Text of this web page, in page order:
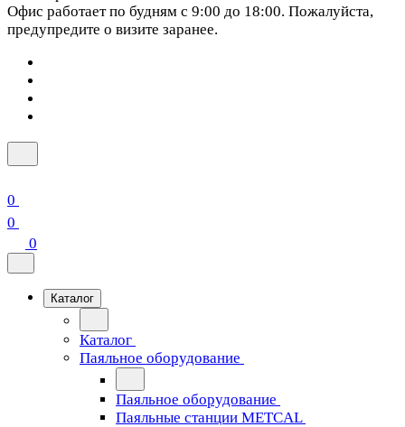
Офис работает по будням с 9:00 до 18:00. Пожалуйста,
предупредите о визите заранее.
0
0
0
Каталог
Каталог
Паяльное оборудование
Паяльное оборудование
Паяльные станции METCAL